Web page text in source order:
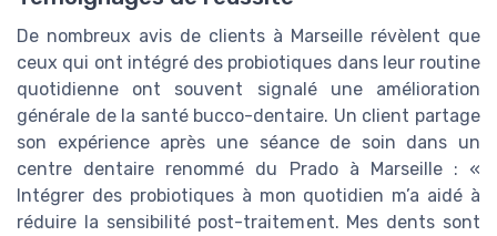
De nombreux avis de clients à Marseille révèlent que
ceux qui ont intégré des probiotiques dans leur routine
quotidienne ont souvent signalé une amélioration
générale de la santé bucco-dentaire. Un client partage
son expérience après une séance de soin dans un
centre dentaire renommé du Prado à Marseille : «
Intégrer des probiotiques à mon quotidien m’a aidé à
réduire la sensibilité post-traitement. Mes dents sont